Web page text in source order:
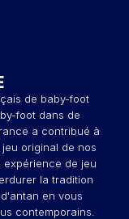
de baby-foot
foot dans de
a contribué à
original de nos
expérience de jeu
la tradition
en vous
contemporains.